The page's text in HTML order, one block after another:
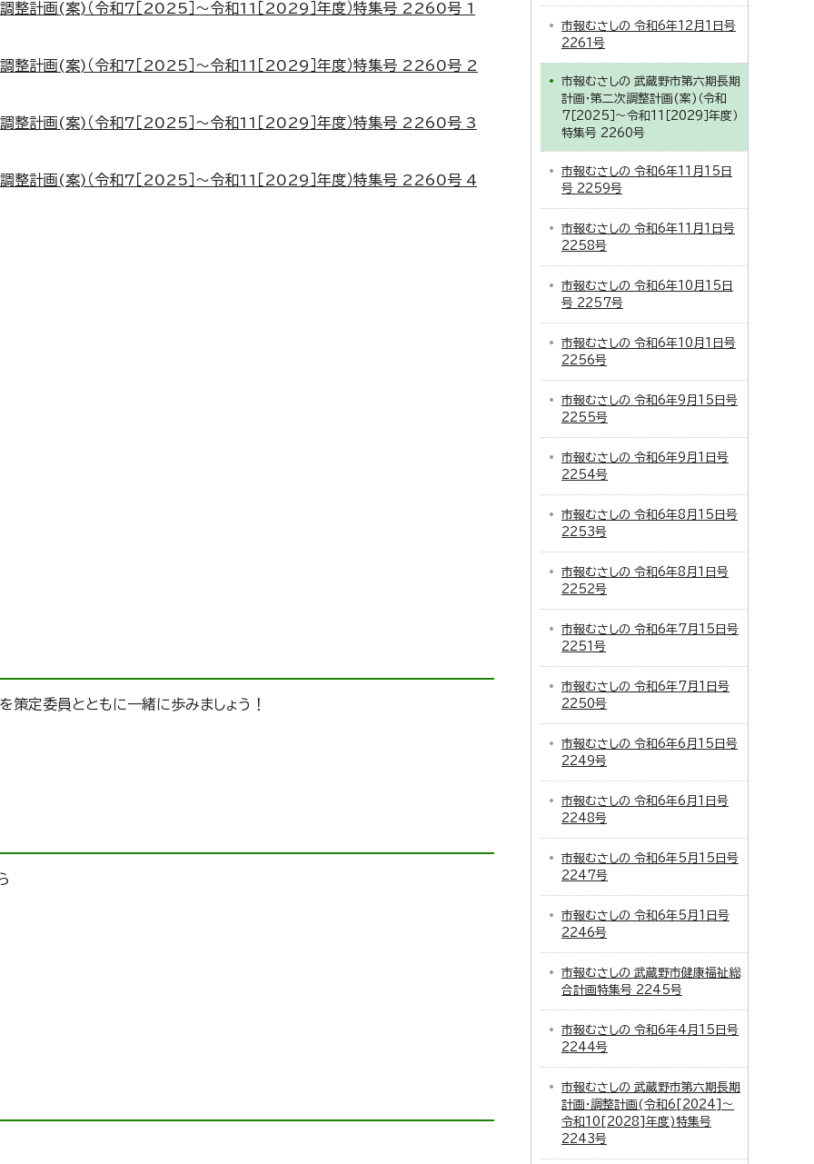
整計画(案)（令和7［2025］～令和11［2029］年度）特集号 2260号 1
整計画(案)（令和7［2025］～令和11［2029］年度）特集号 2260号 2
整計画(案)（令和7［2025］～令和11［2029］年度）特集号 2260号 3
整計画(案)（令和7［2025］～令和11［2029］年度）特集号 2260号 4
策定委員とともに一緒に歩みましょう！
市報むさしの 令和6年12月1日号
2261号
市報むさしの 武蔵野市第六期長期
計画・第二次調整計画(案)（令和
7［2025］～令和11［2029］年度）
特集号 2260号
市報むさしの 令和6年11月15日
号 2259号
市報むさしの 令和6年11月1日号
2258号
市報むさしの 令和6年10月15日
号 2257号
市報むさしの 令和6年10月1日号
2256号
市報むさしの 令和6年9月15日号
2255号
市報むさしの 令和6年9月1日号
2254号
市報むさしの 令和6年8月15日号
2253号
市報むさしの 令和6年8月1日号
2252号
市報むさしの 令和6年7月15日号
2251号
市報むさしの 令和6年7月1日号
2250号
市報むさしの 令和6年6月15日号
2249号
市報むさしの 令和6年6月1日号
2248号
市報むさしの 令和6年5月15日号
2247号
市報むさしの 令和6年5月1日号
2246号
市報むさしの 武蔵野市健康福祉総
合計画特集号 2245号
市報むさしの 令和6年4月15日号
2244号
市報むさしの 武蔵野市第六期長期
計画・調整計画(令和6[2024]～
令和10[2028]年度)特集号
2243号